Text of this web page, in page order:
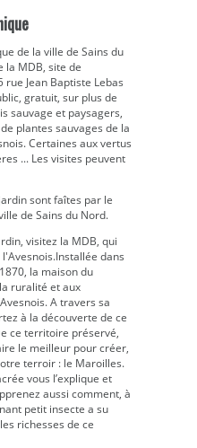
de la ville de Sains du
la MDB, site de
rue Jean Baptiste Lebas
gratuit, sur plus de
sauvage et paysagers,
plantes sauvages de la
Certaines aux vertus
... Les visites peuvent
sont faîtes par le
de Sains du Nord.
visitez la MDB, qui
dans
la maison du
ruralité et aux
A travers sa
à la découverte de ce
ce territoire préservé,
le meilleur pour créer,
terroir : le Maroilles.
vous l’explique et
aussi comment, à
petit insecte a su
richesses de ce